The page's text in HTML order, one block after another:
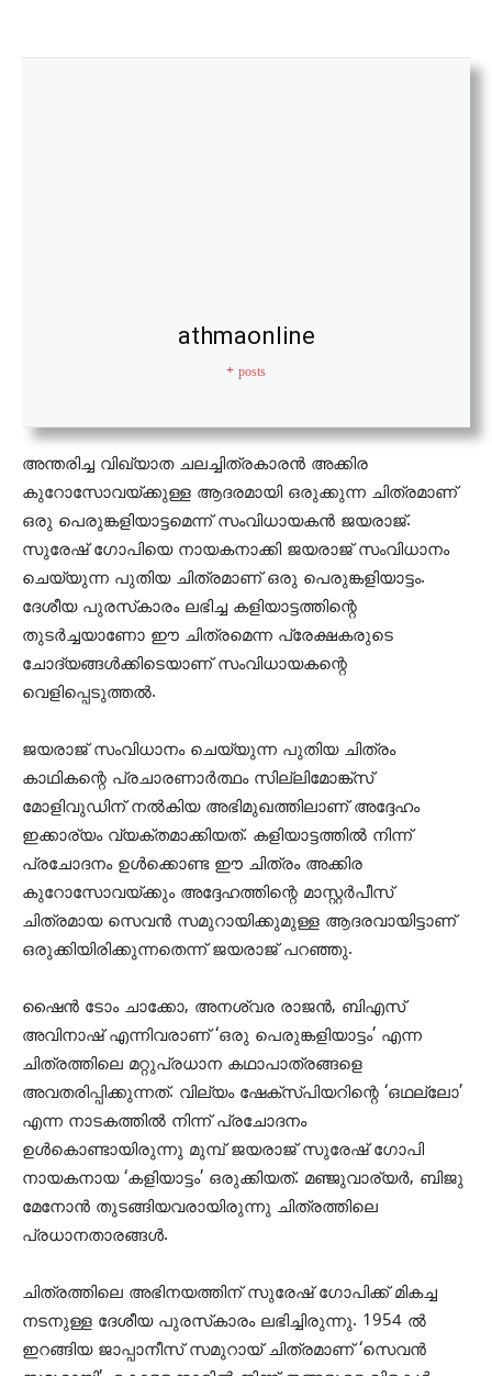
athmaonline
+ posts
അന്തരിച്ച വിഖ്യാത ചലച്ചിത്രകാരന്‍ അക്കിര
കുറോസോവയ്ക്കുള്ള ആദരമായി ഒരുക്കുന്ന ചിത്രമാണ്
ഒരു പെരുങ്കളിയാട്ടമെന്ന് സംവിധായകന്‍ ജയരാജ്.
സുരേഷ് ഗോപിയെ നായകനാക്കി ജയരാജ് സംവിധാനം
ചെയ്യുന്ന പുതിയ ചിത്രമാണ് ഒരു പെരുങ്കളിയാട്ടം.
ദേശീയ പുരസ്‌കാരം ലഭിച്ച കളിയാട്ടത്തിന്റെ
തുടര്‍ച്ചയാണോ ഈ ചിത്രമെന്ന പ്രേക്ഷകരുടെ
ചോദ്യങ്ങള്‍ക്കിടെയാണ് സംവിധായകന്റെ
വെളിപ്പെടുത്തല്‍.
ജയരാജ് സംവിധാനം ചെയ്യുന്ന പുതിയ ചിത്രം
കാഥികന്റെ പ്രചാരണാര്‍ത്ഥം സില്ലിമോങ്ക്‌സ്
മോളിവുഡിന് നല്‍കിയ അഭിമുഖത്തിലാണ് അദ്ദേഹം
ഇക്കാര്യം വ്യക്തമാക്കിയത്. കളിയാട്ടത്തില്‍ നിന്ന്
പ്രചോദനം ഉള്‍ക്കൊണ്ട ഈ ചിത്രം അക്കിര
കുറോസോവയ്ക്കും അദ്ദേഹത്തിന്റെ മാസ്റ്റര്‍പീസ്
ചിത്രമായ സെവന്‍ സമുറായിക്കുമുള്ള ആദരവായിട്ടാണ്
ഒരുക്കിയിരിക്കുന്നതെന്ന് ജയരാജ് പറഞ്ഞു.
ഷൈന്‍ ടോം ചാക്കോ, അനശ്വര രാജന്‍, ബിഎസ്
അവിനാഷ് എന്നിവരാണ് ‘ഒരു പെരുങ്കളിയാട്ടം’ എന്ന
ചിത്രത്തിലെ മറ്റുപ്രധാന കഥാപാത്രങ്ങളെ
അവതരിപ്പിക്കുന്നത്. വില്യം ഷേക്സ്പിയറിന്റെ ‘ഒഥല്ലോ’
എന്ന നാടകത്തില്‍ നിന്ന് പ്രചോദനം
ഉള്‍കൊണ്ടായിരുന്നു മുമ്പ് ജയരാജ് സുരേഷ് ഗോപി
നായകനായ ‘കളിയാട്ടം’ ഒരുക്കിയത്. മഞ്ജുവാര്യര്‍, ബിജു
മേനോന്‍ തുടങ്ങിയവരായിരുന്നു ചിത്രത്തിലെ
പ്രധാനതാരങ്ങള്‍.
ചിത്രത്തിലെ അഭിനയത്തിന് സുരേഷ് ഗോപിക്ക് മികച്ച
നടനുള്ള ദേശീയ പുരസ്‌കാരം ലഭിച്ചിരുന്നു. 1954 ല്‍
ഇറങ്ങിയ ജാപ്പാനീസ് സമുറായ് ചിത്രമാണ് ‘സെവന്‍